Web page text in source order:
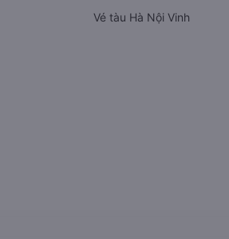
Vé tàu Hà Nội Vinh